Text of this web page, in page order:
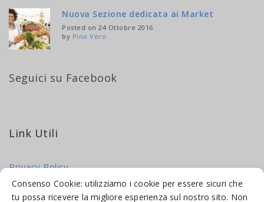
Consenso Cookie: utilizziamo i cookie per essere sicuri che
tu possa ricevere la migliore esperienza sul nostro sito. Non
Nuova Sezione dedicata ai Market
Posted on 24 Ottobre 2016
by Pino Vero
Seguici su Facebook
Link Utili
Privacy Policy
Cookie Policy